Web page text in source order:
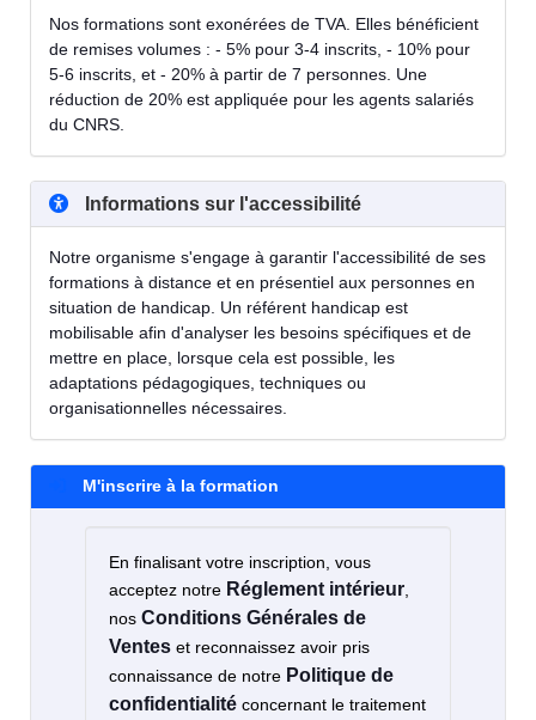
Nos formations sont exonérées de TVA. Elles bénéficient
de remises volumes : - 5% pour 3-4 inscrits, - 10% pour
5-6 inscrits, et - 20% à partir de 7 personnes. Une
réduction de 20% est appliquée pour les agents salariés
du CNRS.
Informations sur l'accessibilité
Notre organisme s'engage à garantir l'accessibilité de ses
formations à distance et en présentiel aux personnes en
situation de handicap. Un référent handicap est
mobilisable afin d'analyser les besoins spécifiques et de
mettre en place, lorsque cela est possible, les
adaptations pédagogiques, techniques ou
organisationnelles nécessaires.
M'inscrire à la formation
En finalisant votre inscription, vous
acceptez notre Réglement intérieur,
nos Conditions Générales de
Ventes et reconnaissez avoir pris
connaissance de notre Politique de
confidentialité concernant le traitement